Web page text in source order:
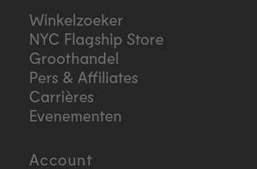
Winkelzoeker
NYC Flagship Store
Groothandel
Pers & Affiliates
Carrières
Evenementen
Account